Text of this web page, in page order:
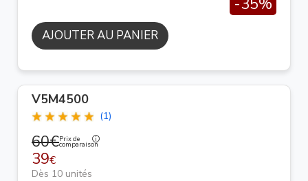
AJOUTER AU PANIER
V5M4500
(1)
60€Prix de
comparaison
39€
Dès 10 unités